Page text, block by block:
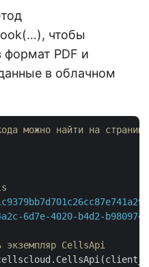
чтобы
формат PDF и
в облачном
кода можно найти на
6d7e-4020-b4d2-
экземпляр CellsApi